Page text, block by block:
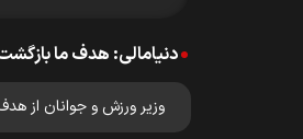
دنیامالی: هدف ما
وزیر ورزش و جوانان از